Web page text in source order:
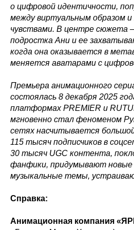
о цифровой идентичности,
между виртуальным образом
чувствами. В центре сюжета
подростка Ани и ее
когда она оказывается в
меняется аватарами с
Премьера анимационного
состоялась 8 декабря 2025
платформах PREMIER и
мгновенно стал феноменом
сетях насчитывается
115 тысяч подписчиков в
30 тысяч UGC контента,
фанфики, придумывают
музыкальные темы,
Справка:
Анимационная компания